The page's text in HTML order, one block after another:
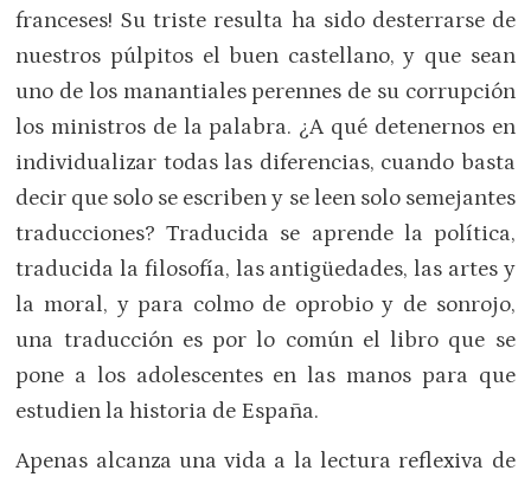
franceses! Su triste resulta ha sido desterrarse de
nuestros púlpitos el buen castellano, y que sean
uno de los manantiales perennes de su corrupción
los ministros de la palabra. ¿A qué detenernos en
individualizar todas las diferencias, cuando basta
decir que solo se escriben y se leen solo semejantes
traducciones? Traducida se aprende la política,
traducida la filosofía, las antigüedades, las artes y
la moral, y para colmo de oprobio y de sonrojo,
una traducción es por lo común el libro que se
pone a los adolescentes en las manos para que
estudien la historia de España.
Apenas alcanza una vida a la lectura reflexiva de